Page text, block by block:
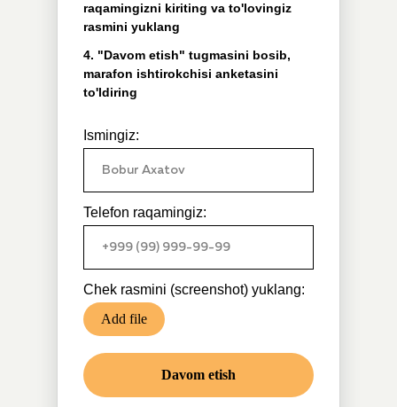
Ismingiz:
Telefon raqamingiz:
Chek rasmini (screenshot) yuklang:
Add file
Davom etish
raqamingizni kiriting va to'lovingiz
rasmini yuklang
4. "Davom etish" tugmasini bosib,
marafon ishtirokchisi anketasini
to'ldiring